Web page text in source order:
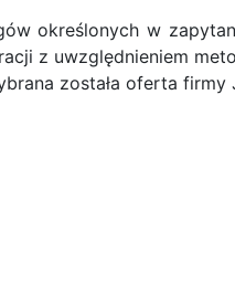
określonych w
z uwzględnieniem
została oferta firmy